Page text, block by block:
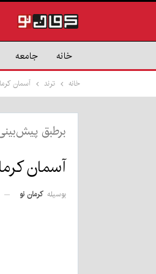
خانه جامعه
خانه ترند آسمان
برطبق
آسمان
بوسیله کرمان نو